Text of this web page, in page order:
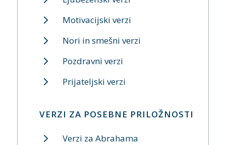
Motivacijski verzi
Nori in smešni verzi
Pozdravni verzi
Prijateljski verzi
VERZI ZA POSEBNE PRILOŽNOSTI
Verzi za Abrahama